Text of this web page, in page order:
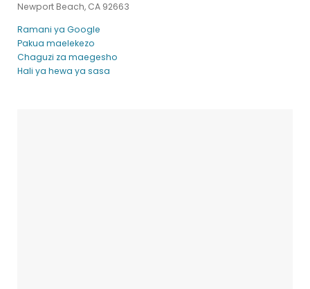
Newport Beach, CA 92663
Ramani ya Google
Pakua maelekezo
Chaguzi za maegesho
Hali ya hewa ya sasa